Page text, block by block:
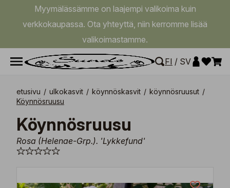
Myymälässämme on laajempi valikoima kuin
verkkokaupassa. Ota yhteyttä, niin kerromme lisää
valikoimastamme.
FI / SV
etusivu / ulkokasvit / köynnöskasvit / köynnösruusut /
Köynnösruusu
Köynnösruusu
Rosa (Helenae-Grp.). 'Lykkefund'